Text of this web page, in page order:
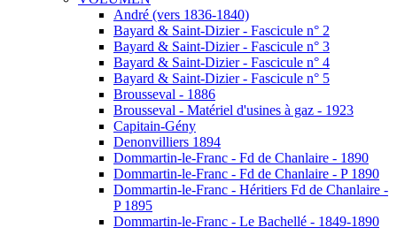
André (vers 1836-1840)
Bayard & Saint-Dizier - Fascicule n° 2
Bayard & Saint-Dizier - Fascicule n° 3
Bayard & Saint-Dizier - Fascicule n° 4
Bayard & Saint-Dizier - Fascicule n° 5
Brousseval - 1886
Brousseval - Matériel d'usines à gaz - 1923
Capitain-Gény
Denonvilliers 1894
Dommartin-le-Franc - Fd de Chanlaire - 1890
Dommartin-le-Franc - Fd de Chanlaire - P 1890
Dommartin-le-Franc - Héritiers Fd de Chanlaire -
P 1895
Dommartin-le-Franc - Le Bachellé - 1849-1890